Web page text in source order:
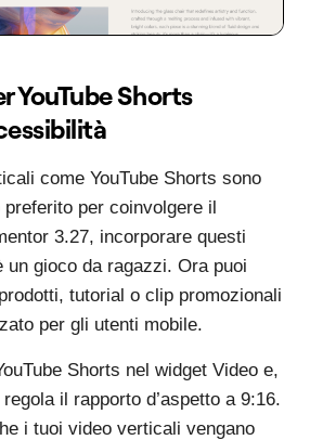
YouTube Shorts
come YouTube Shorts sono
per coinvolgere il
3.27, incorporare questi
un gioco da ragazzi. Ora puoi
tutorial o clip promozionali
per gli utenti mobile.
Shorts nel widget Video e,
il rapporto d’aspetto a 9:16.
i tuoi video verticali vengano